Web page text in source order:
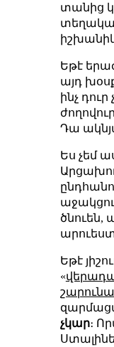
տանից
Եթէ
այդ
ինչ
Դա
Ես չեմ
ծնուեն,
Եթէ
«
չկար։